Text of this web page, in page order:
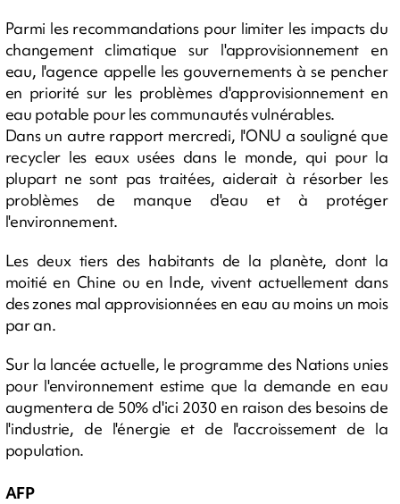
Parmi les recommandations pour limiter les impacts du
changement climatique sur l'approvisionnement en
eau, l'agence appelle les gouvernements à se pencher
en priorité sur les problèmes d'approvisionnement en
eau potable pour les communautés vulnérables.
Dans un autre rapport mercredi, l'ONU a souligné que
recycler les eaux usées dans le monde, qui pour la
plupart ne sont pas traitées, aiderait à résorber les
problèmes de manque d'eau et à protéger
l'environnement.
Les deux tiers des habitants de la planète, dont la
moitié en Chine ou en Inde, vivent actuellement dans
des zones mal approvisionnées en eau au moins un mois
par an.
Sur la lancée actuelle, le programme des Nations unies
pour l'environnement estime que la demande en eau
augmentera de 50% d'ici 2030 en raison des besoins de
l'industrie, de l'énergie et de l'accroissement de la
population.
AFP